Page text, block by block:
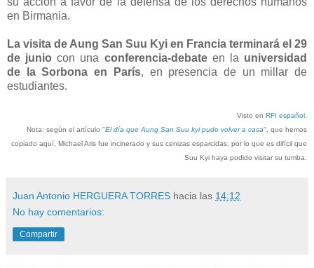
en Birmania.
La visita de Aung San Suu Kyi en Francia terminará el 29
de junio con una conferencia-debateen la universidad
de la Sorbona en París, en presencia de un millar de
estudiantes.
Visto en RFI español
Nota: según el artículo "El día que Aung San Suu kyi pudo volver a casa", que hemos
copiado aquí, Michael Aris fue incinerado y sus cenizas esparcidas, por lo que es difícil que
Suu Kyi haya podido visitar su tumba.
Juan Antonio HERGUERA TORRES hacia las 14:12
No hay comentarios:
Compartir